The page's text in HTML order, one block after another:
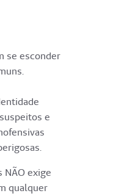
se esconder
e
NÃO exige
qualquer